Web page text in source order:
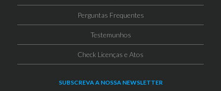
Perguntas Frequentes
Testemunhos
Check Licenças e Atos
SUBSCREVA A NOSSA NEWSLETTER